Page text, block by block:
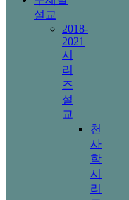
설교
2018-
2021
시
리
즈
설
교
천
사
학
시
리